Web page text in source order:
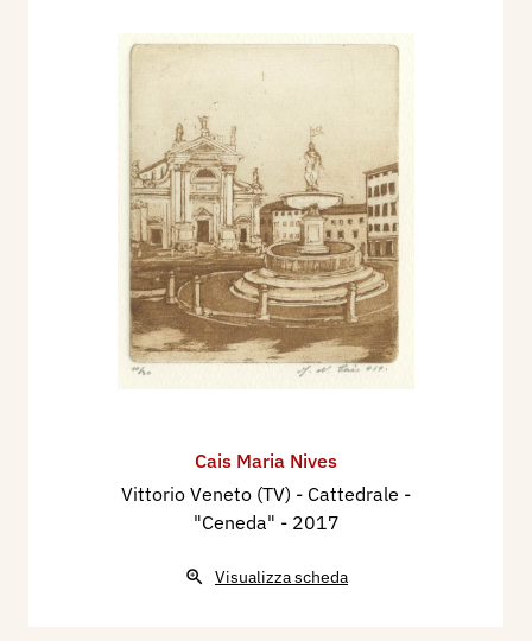
Cais Maria Nives
Vittorio Veneto (TV) - Cattedrale -
"Ceneda" - 2017
Visualizza scheda